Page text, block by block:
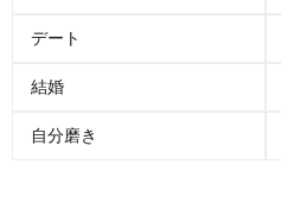
デート
結婚
自分磨き